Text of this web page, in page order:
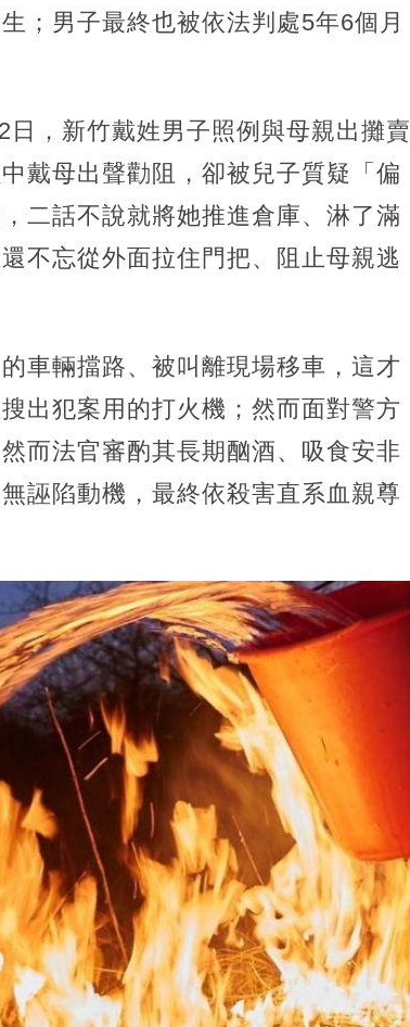
；男子最終也被依法判處5年6個月
，新竹戴姓男子照例與母親出攤賣
戴母出聲勸阻，卻被兒子質疑「偏
二話不說就將她推進倉庫、淋了滿
不忘從外面拉住門把、阻止母親逃
車輛擋路、被叫離現場移車，這才
出犯案用的打火機；然而面對警方
而法官審酌其長期酗酒、吸食安非
誣陷動機，最終依殺害直系血親尊